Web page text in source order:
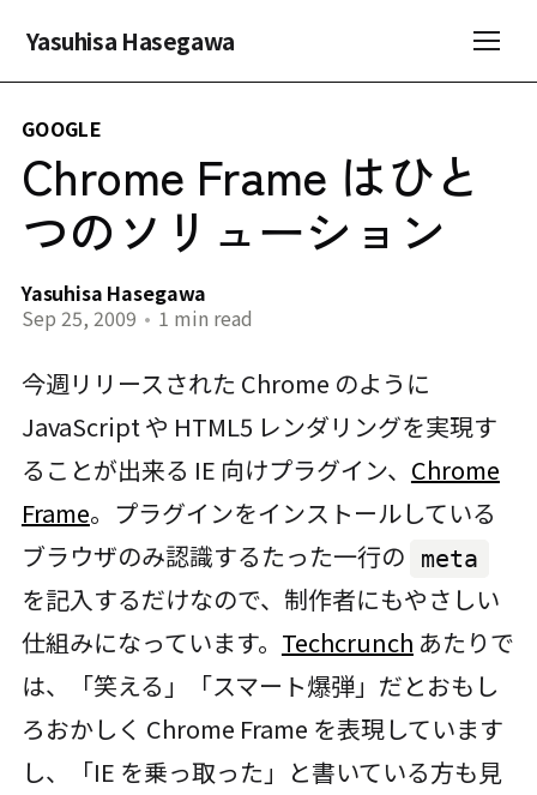
Yasuhisa Hasegawa
GOOGLE
Chrome Frame はひと
つのソリューション
Yasuhisa Hasegawa
Sep 25, 2009 • 1 min read
今週リリースされた Chrome のように
JavaScript や HTML5 レンダリングを実現す
ることが出来る IE 向けプラグイン、 Chrome
Frame。プラグインをインストールしている
ブラウザのみ認識するたった一行の
meta
を記入するだけなので、制作者にもやさしい
仕組みになっています。 Techcrunch あたりで
は、「笑える」「スマート爆弾」だとおもし
ろおかしく Chrome Frame を表現しています
し、「IE を乗っ取った」と書いている方も見